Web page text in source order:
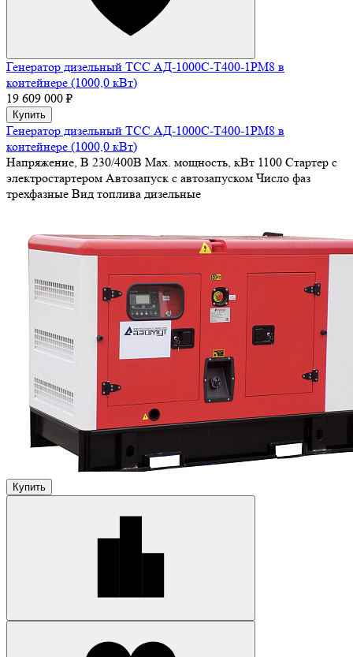
Генератор дизельный ТСС АД-1000С-Т400-1РМ8 в
контейнере (1000,0 кВт)
19 609 000 ₽
Купить
Генератор дизельный ТСС АД-1000С-Т400-1РМ8 в
контейнере (1000,0 кВт)
Напряжение, В 230/400В Max. мощность, кВт 1100 Стартер с
электростартером Автозапуск с автозапуском Число фаз
трехфазные Вид топлива дизельные
Купить